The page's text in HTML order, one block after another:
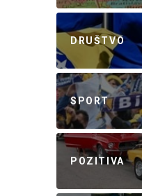
DRUŠTVO
SPORT
POZITIVA